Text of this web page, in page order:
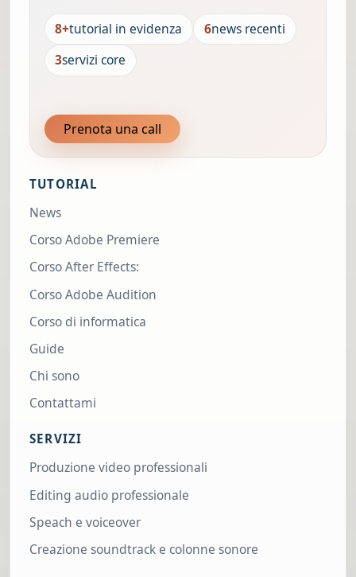
8+tutorial in evidenza 6news recenti
3servizi core
Prenota una call
TUTORIAL
News
Corso Adobe Premiere
Corso After Effects:
Corso Adobe Audition
Corso di informatica
Guide
Chi sono
Contattami
SERVIZI
Produzione video professionali
Editing audio professionale
Speach e voiceover
Creazione soundtrack e colonne sonore